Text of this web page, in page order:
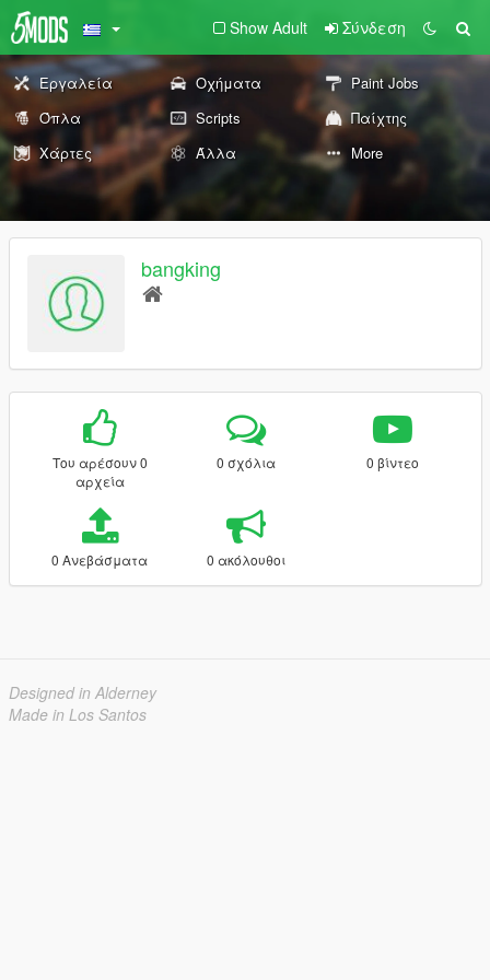
Show Adult Σύνδεση
Εργαλεία Οχήματα
Paint Jobs
Όπλα
Scripts
Παίχτης
Χάρτες
Άλλα More
bangking
Του αρέσουν 0
αρχεία
0 σχόλια 0 βίντεο
0 Ανεβάσματα 0 ακόλουθοι
Designed in Alderney
Made in Los Santos